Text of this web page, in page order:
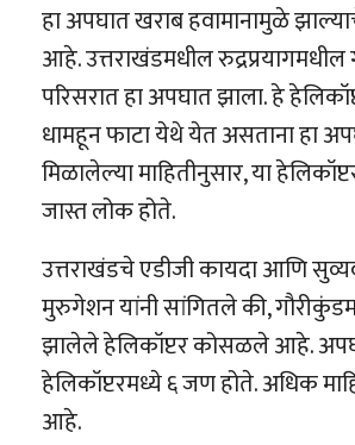
हा अपघात खराब हवामानामुळे
आहे. उत्तराखंडमधील रुद्रप्रयागमधील
परिसरात हा अपघात झाला. हे
धामहून फाटा येथे येत असताना हा
मिळालेल्या माहितीनुसार, या
जास्त लोक होते.
उत्तराखंडचे एडीजी कायदा आणि
मुरुगेशन यांनी सांगितले की,
झालेले हेलिकॉप्टर कोसळले आहे.
हेलिकॉप्टरमध्ये ६ जण होते. अधिक
आहे.